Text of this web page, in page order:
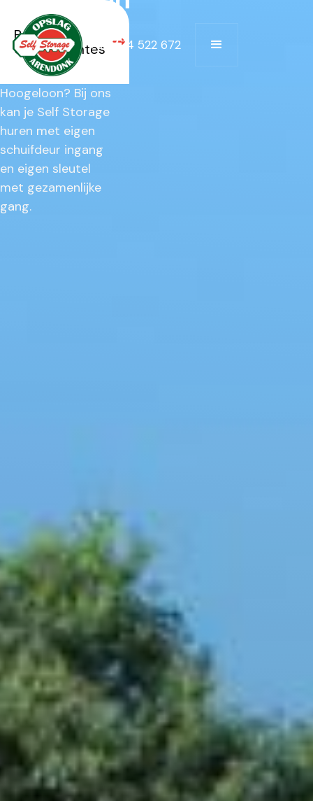
+32 474 522 672
Op zoek naar Self
Storage te huur in
de buurt van
Hoogeloon?‎ ‍Bij ons
kan je Self Storage
huren met eigen
schuifdeur ingang
en eigen sleutel
met gezamenlijke
gang.
Bekijk alle
opslagruimtes